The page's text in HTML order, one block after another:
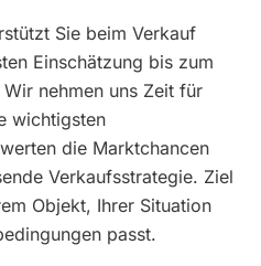
Sie beim Verkauf
Einschätzung bis zum
nehmen uns Zeit für
wichtigsten
die Marktchancen
Verkaufsstrategie. Ziel
Objekt, Ihrer Situation
passt.